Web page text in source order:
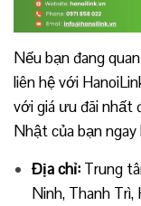
Nếu bạn đang
liên hệ với
với giá ưu đãi nhất
Nhật của bạn ngay
Địa chỉ: Trung
Ninh, Thanh Trì,